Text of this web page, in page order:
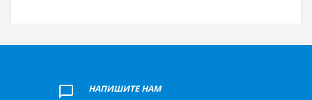
НАПИШИТЕ НАМ